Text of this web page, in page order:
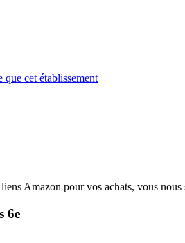
cet établissement
Amazon pour vos achats, vous nous
6e